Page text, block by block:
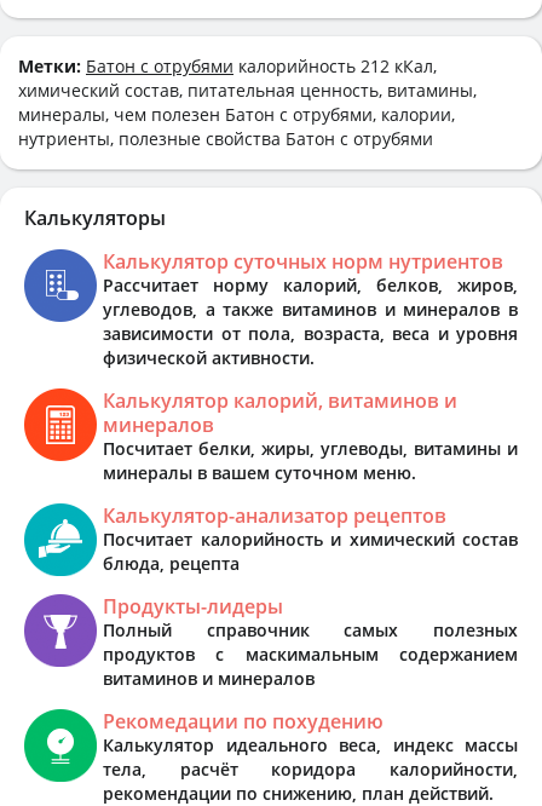
Метки: Батон с отрубями калорийность 212 кКал,
химический состав, питательная ценность, витамины,
минералы, чем полезен Батон с отрубями, калории,
нутриенты, полезные свойства Батон с отрубями
Калькуляторы
Калькулятор суточных норм нутриентов
Рассчитает норму калорий, белков, жиров,
углеводов, а также витаминов и минералов в
зависимости от пола, возраста, веса и уровня
физической активности.
Калькулятор калорий, витаминов и
минералов
Посчитает белки, жиры, углеводы, витамины и
минералы в вашем суточном меню.
Калькулятор-анализатор рецептов
Посчитает калорийность и химический состав
блюда, рецепта
Продукты-лидеры
Полный справочник самых полезных
продуктов с маскимальным содержанием
витаминов и минералов
Рекомедации по похудению
Калькулятор идеального веса, индекс массы
тела, расчёт коридора калорийности,
рекомендации по снижению, план действий.